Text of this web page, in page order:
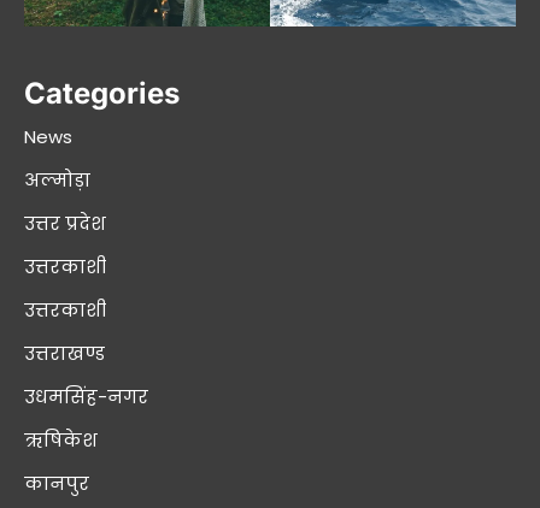
Categories
News
अल्मोड़ा
उत्तर प्रदेश
उत्तरकाशी
उत्तरकाशी
उत्तराखण्ड
उधमसिंह-नगर
ऋषिकेश
कानपुर